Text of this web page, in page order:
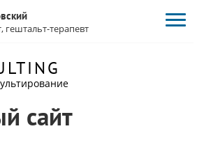
гештальт-терапевт
сайт